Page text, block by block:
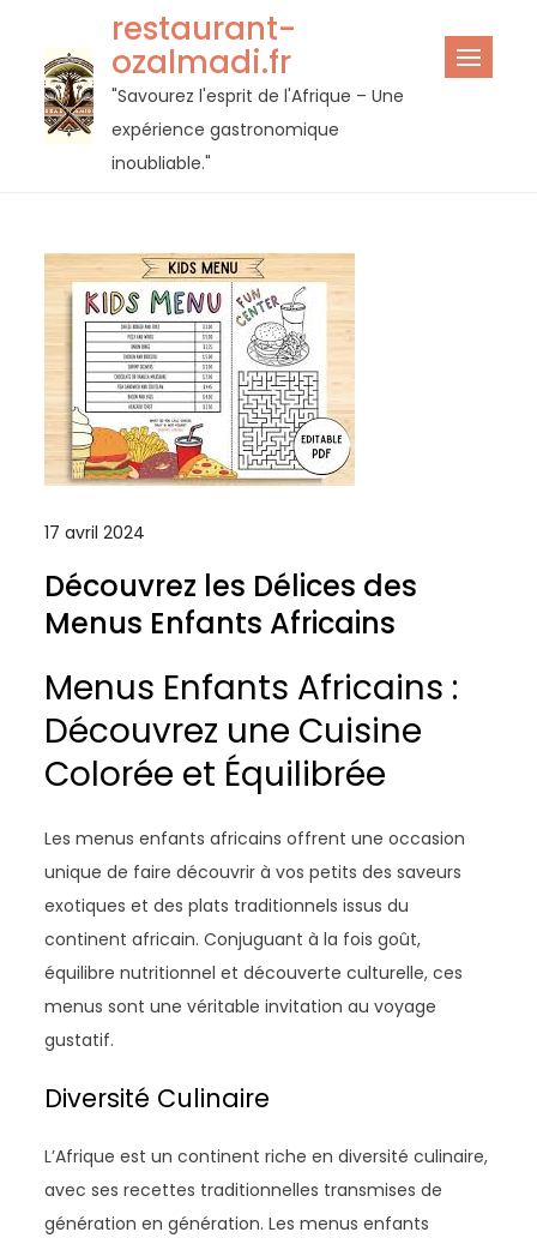
contenu
restaurant-
ozalmadi.fr
"Savourez l'esprit de l'Afrique – Une
expérience gastronomique
inoubliable."
17 avril 2024
Découvrez les Délices des
Menus Enfants Africains
Menus Enfants Africains :
Découvrez une Cuisine
Colorée et Équilibrée
Les menus enfants africains offrent une occasion
unique de faire découvrir à vos petits des saveurs
exotiques et des plats traditionnels issus du
continent africain. Conjuguant à la fois goût,
équilibre nutritionnel et découverte culturelle, ces
menus sont une véritable invitation au voyage
gustatif.
Diversité Culinaire
L’Afrique est un continent riche en diversité culinaire,
avec ses recettes traditionnelles transmises de
génération en génération. Les menus enfants